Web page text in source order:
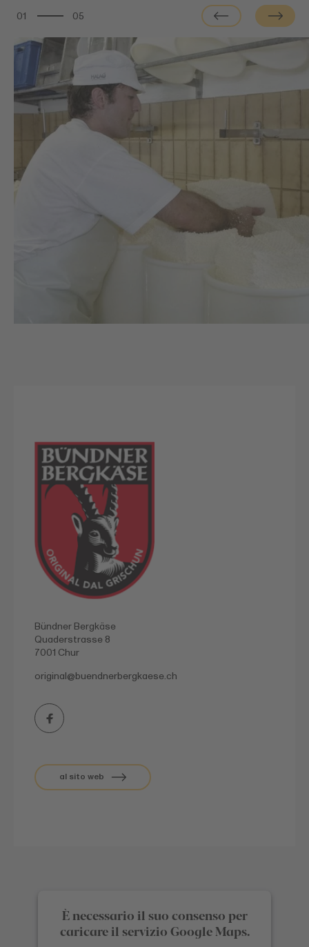
01 05
Bündner Bergkäse
Quaderstrasse 8
7001 Chur
original@buendnerbergkaese.ch
al sito web
È necessario il suo consenso per
caricare il servizio Google Maps.